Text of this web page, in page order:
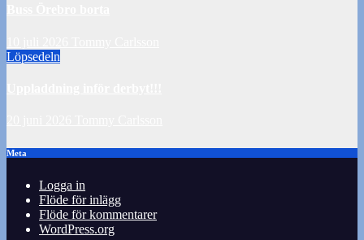
Löpsedeln
Meta
Logga in
Flöde för inlägg
Flöde för kommentarer
WordPress.org